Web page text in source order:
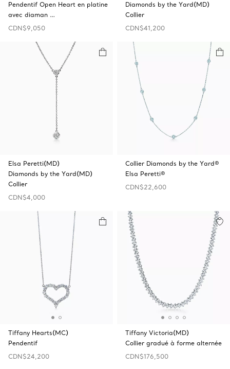
Pendentif Open Heart en platine
avec diaman …
CDN$9,050
Diamonds by the Yard(MD)
Collier
CDN$41,200
Elsa Peretti(MD)
Diamonds by the Yard(MD)
Collier
CDN$4,000
Collier Diamonds by the Yard®
Elsa Peretti®
CDN$22,600
Tiffany Hearts(MC)
Pendentif
CDN$24,200
Tiffany Victoria(MD)
Collier gradué à forme alternée
CDN$176,500